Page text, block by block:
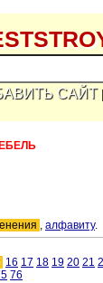
САЙТ|
, алфавиту.
16 17 18 19 20 21
76